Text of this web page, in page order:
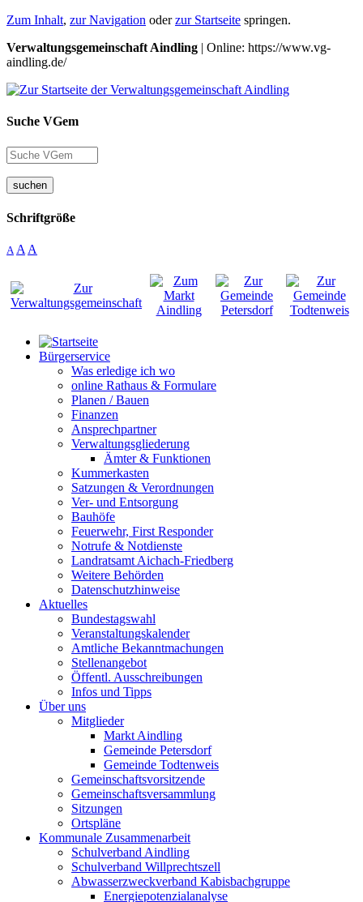
Zum Inhalt, zur Navigation oderzur Startseite springen.
Verwaltungsgemeinschaft Aindling | Online: https://www.vg-
aindling.de/
Suche VGem
suchen
Schriftgröße
A A A
Bürgerservice
Was erledige ich wo
online Rathaus & Formulare
Planen / Bauen
Finanzen
Ansprechpartner
Verwaltungsgliederung
Ämter & Funktionen
Kummerkasten
Satzungen & Verordnungen
Ver- und Entsorgung
Bauhöfe
Feuerwehr, First Responder
Notrufe & Notdienste
Landratsamt Aichach-Friedberg
Weitere Behörden
Datenschutzhinweise
Aktuelles
Bundestagswahl
Veranstaltungskalender
Amtliche Bekanntmachungen
Stellenangebot
Öffentl. Ausschreibungen
Infos und Tipps
Über uns
Mitglieder
Markt Aindling
Gemeinde Petersdorf
Gemeinde Todtenweis
Gemeinschaftsvorsitzende
Gemeinschaftsversammlung
Sitzungen
Ortspläne
Kommunale Zusammenarbeit
Schulverband Aindling
Schulverband Willprechtszell
Abwasserzweckverband Kabisbachgruppe
Energiepotenzialanalyse